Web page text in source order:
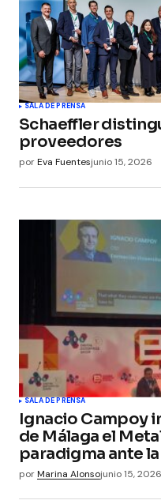
SALA DE PRENSA
Schaeffler
proveedores
porEva Fuentesjunio 15, 2026
SALA DE PRENSA
Ignacio Campoy
de Málaga el
paradigma ante
porMarina Alonsojunio 15, 2026